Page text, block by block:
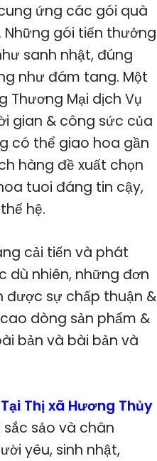
ứng các gói quà
gói tiến thưởng
sanh nhật, đúng
như đám tang. Một
Thương Mại dịch Vụ
gian & công sức của
có thể giao hoa gần
hàng đề xuất chọn
tuoi đáng tin cậy,
hệ.
cải tiến và phát
dù nhiên, những đơn
được sự chấp thuận &
dòng sản phẩm &
bản và bài bản và
Thị xã Hương Thủy
sảo và chân
yêu, sinh nhật,